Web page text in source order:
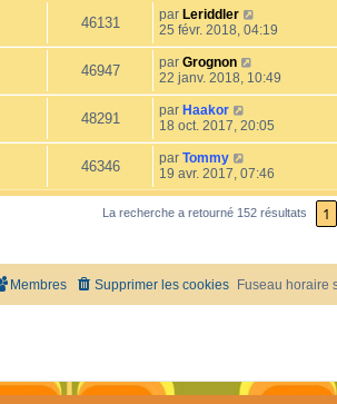
46131 par Leriddler
25 févr. 2018, 04:19
46947 par Grognon
22 janv. 2018, 10:49
48291 par Haakor
18 oct. 2017, 20:05
46346 par Tommy
19 avr. 2017, 07:46
La recherche a retourné 152 résultats 1
Fuseau horaire
Supprimer les cookies
Membres